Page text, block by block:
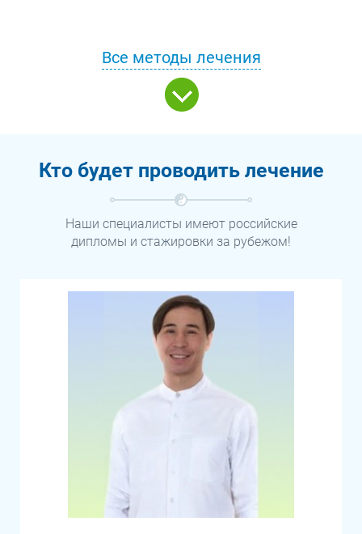
Все методы лечения
Кто будет проводить лечение
Наши специалисты имеют российские
дипломы и стажировки за рубежом!